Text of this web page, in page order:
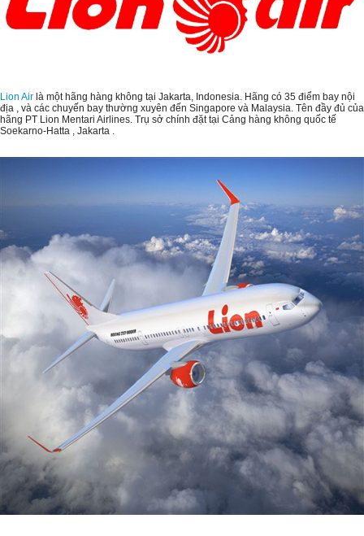
Lion Air là một hãng hàng không tại Jakarta, Indonesia. Hãng có 35 điểm bay nội
địa , và các chuyến bay thường xuyên đến Singapore và Malaysia. Tên đầy đủ của
hãng PT Lion Mentari Airlines. Trụ sở chính đặt tại Cảng hàng không quốc tế
Soekarno-Hatta , Jakarta .